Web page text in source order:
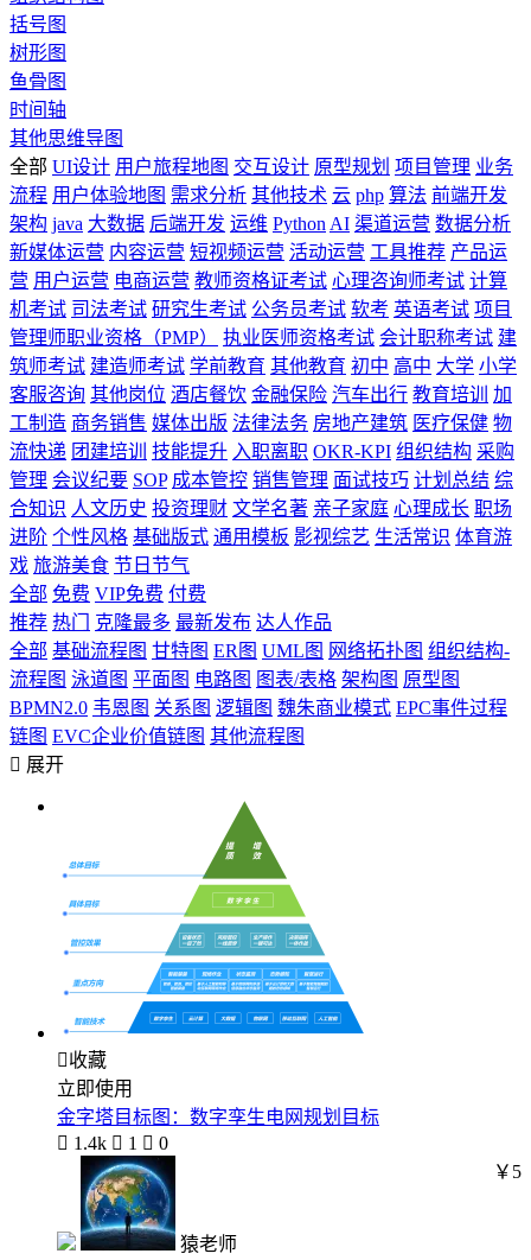
括号图
树形图
鱼骨图
时间轴
其他思维导图
全部 UI设计 用户旅程地图 交互设计 原型规划 项目管理 业务
流程 用户体验地图 需求分析 其他技术 云 php 算法 前端开发
架构 java 大数据 后端开发 运维 Python AI 渠道运营 数据分析
新媒体运营 内容运营 短视频运营 活动运营 工具推荐 产品运
营 用户运营 电商运营 教师资格证考试 心理咨询师考试 计算
机考试 司法考试 研究生考试 公务员考试 软考 英语考试 项目
管理师职业资格（PMP）
执业医师资格考试 会计职称考试 建
筑师考试 建造师考试 学前教育 其他教育 初中 高中 大学 小学
客服咨询 其他岗位 酒店餐饮 金融保险 汽车出行 教育培训
加
工制造 商务销售 媒体出版 法律法务 房地产建筑 医疗保健 物
流快递 团建培训 技能提升 入职离职 OKR-KPI 组织结构 采购
管理 会议纪要 SOP 成本管控 销售管理 面试技巧 计划总结 综
合知识 人文历史 投资理财 文学名著 亲子家庭 心理成长 职场
进阶 个性风格 基础版式 通用模板 影视综艺 生活常识 体育游
戏 旅游美食 节日节气
全部 免费 VIP免费 付费
推荐 热门 克隆最多 最新发布 达人作品
全部 基础流程图 甘特图 ER图 UML图 网络拓扑图 组织结构-
流程图 泳道图 平面图 电路图 图表/表格 架构图 原型图
BPMN2.0 韦恩图 关系图 逻辑图 魏朱商业模式 EPC事件过程
链图 EVC企业价值链图 其他流程图
 展开
收藏
立即使用
金字塔目标图：数字孪生电网规划目标
 1.4k  1  0
猿老师
￥5